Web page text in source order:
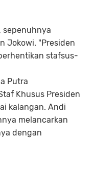
sepenuhnya
Jokowi. "Presiden
stafsus-
Putra
Khusus Presiden
kalangan. Andi
melancarkan
dengan